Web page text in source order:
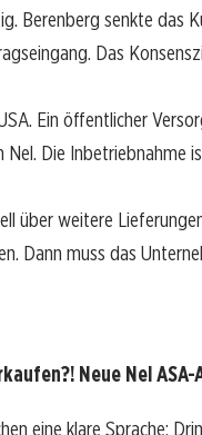
Berenberg senkte das
Das
Ein öffentlicher
Nel. Die Inbetriebnahme
über weitere
Dann muss das
Neue Nel
eine klare Sprache: